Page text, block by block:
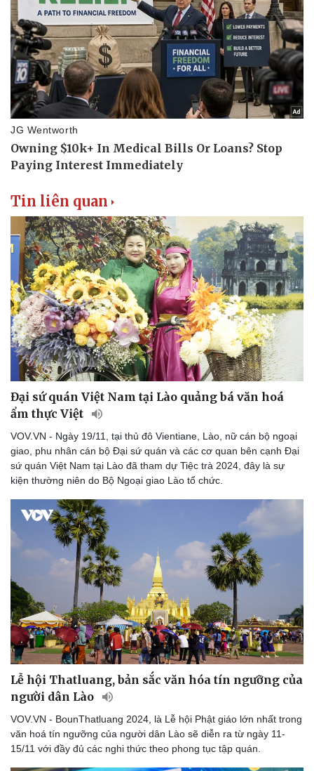
Tin liên quan
Đại sứ quán Việt Nam tại Lào quảng bá văn hoá
ẩm thực Việt
VOV.VN - Ngày 19/11, tại thủ đô Vientiane, Lào, nữ cán bộ ngoại
giao, phu nhân cán bộ Đại sứ quán và các cơ quan bên cạnh Đại
sứ quán Việt Nam tại Lào đã tham dự Tiệc trà 2024, đây là sự
kiện thường niên do Bộ Ngoại giao Lào tổ chức.
Lễ hội Thatluang, bản sắc văn hóa tín ngưỡng của
người dân Lào
VOV.VN - BounThatluang 2024, là Lễ hội Phật giáo lớn nhất trong
văn hoá tín ngưỡng của người dân Lào sẽ diễn ra từ ngày 11-
15/11 với đầy đủ các nghi thức theo phong tục tập quán.